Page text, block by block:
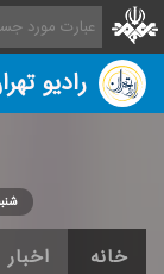
رادیو
شنبه
خانه اخبار